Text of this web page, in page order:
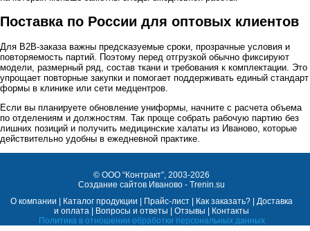
Поставка по России для оптовых клиентов
Для B2B-заказа важны предсказуемые сроки, прозрачные условия и
повторяемость партий. Поэтому перед отгрузкой обычно фиксируют
модели, размерный ряд, состав ткани и требования к комплектации. Это
упрощает повторные закупки и помогает поддерживать единый стандарт
формы в клинике или сети медцентров.
Если вы планируете обновление униформы, начните с расчета объема
по отделениям и должностям. Так проще собрать рабочую партию без
лишних позиций и получить медицинские халаты из Иваново, которые
действительно удобны в ежедневной практике.
© ООО “Контракт”, 2003-2026
Cоздание сайтов Иваново - Trenin.su
О компании
Каталог продукции Прайс-лист Как заказать?
Доставка
и оплата
Вопросы и ответы Отзывы
Контакты
Политика в отношении обработки персональных данных